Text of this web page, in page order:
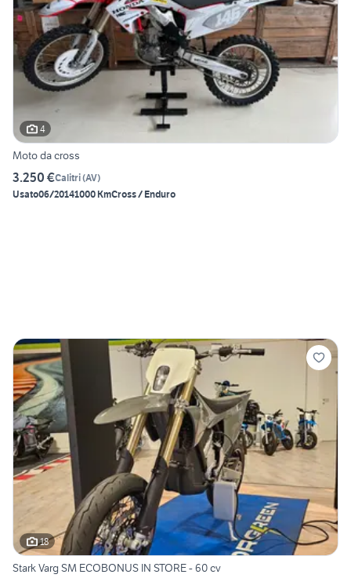
4
Moto da cross
3.250 €Calitri(AV)
Usato06/20141000 KmCross / Enduro
18
Stark Varg SM ECOBONUS IN STORE - 60 cv